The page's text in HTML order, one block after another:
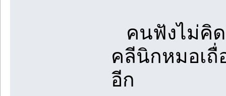
คนฟังไม่คิด
คลีนิกหมอเ
อีก